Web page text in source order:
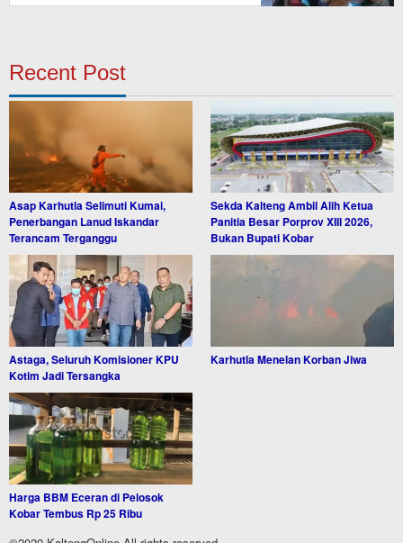
Recent Post
Asap Karhutla Selimuti Kumai,
Penerbangan Lanud Iskandar
Terancam Terganggu
Sekda Kalteng Ambil Alih Ketua
Panitia Besar Porprov XIII 2026,
Bukan Bupati Kobar
Astaga, Seluruh Komisioner KPU
Kotim Jadi Tersangka
Karhutla Menelan Korban Jiwa
Harga BBM Eceran di Pelosok
Kobar Tembus Rp 25 Ribu